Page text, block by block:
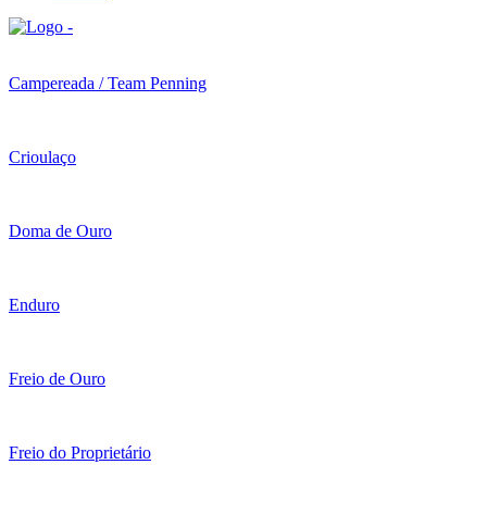
Campereada / Team Penning
Crioulaço
Doma de Ouro
Enduro
Freio de Ouro
Freio do Proprietário